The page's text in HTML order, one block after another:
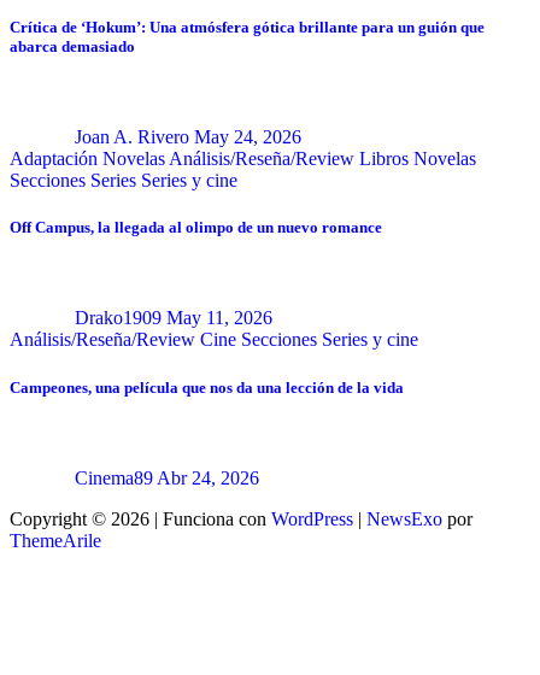
Crítica de ‘Hokum’: Una atmósfera gótica brillante para un guión que
abarca demasiado
Joan A. Rivero May 24, 2026
Adaptación Novelas Análisis/Reseña/Review Libros Novelas
Secciones Series Series y cine
Off Campus, la llegada al olimpo de un nuevo romance
Drako1909 May 11, 2026
Análisis/Reseña/Review Cine Secciones Series y cine
Campeones, una película que nos da una lección de la vida
Cinema89 Abr 24, 2026
Copyright © 2026 | Funciona con WordPress | NewsExo por
ThemeArile